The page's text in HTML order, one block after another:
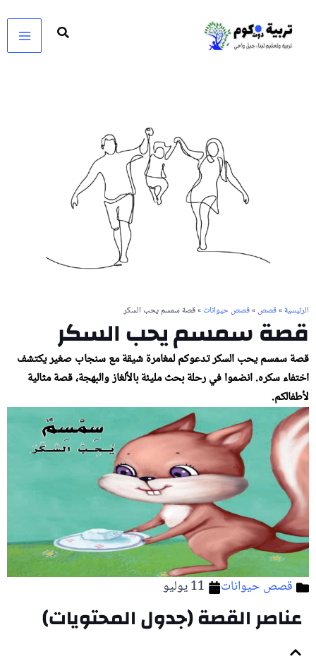
المحتوى
الرئيسية»قصص»قصص حيوانات» قصة سمسم يحب السكر
قصة سمسم يحب السكر
قصة سمسم يحب السكر تدعوكم لمغامرة شيقة مع سنجاب صغير يكتشف
اختفاء سكره. انضموا في رحلة بحث مليئة بالألغاز والبهجة، قصة مثالية
لأطفالكم.
قصص حيوانات 11 يوليو
عناصر القصة (جدول المحتويات)